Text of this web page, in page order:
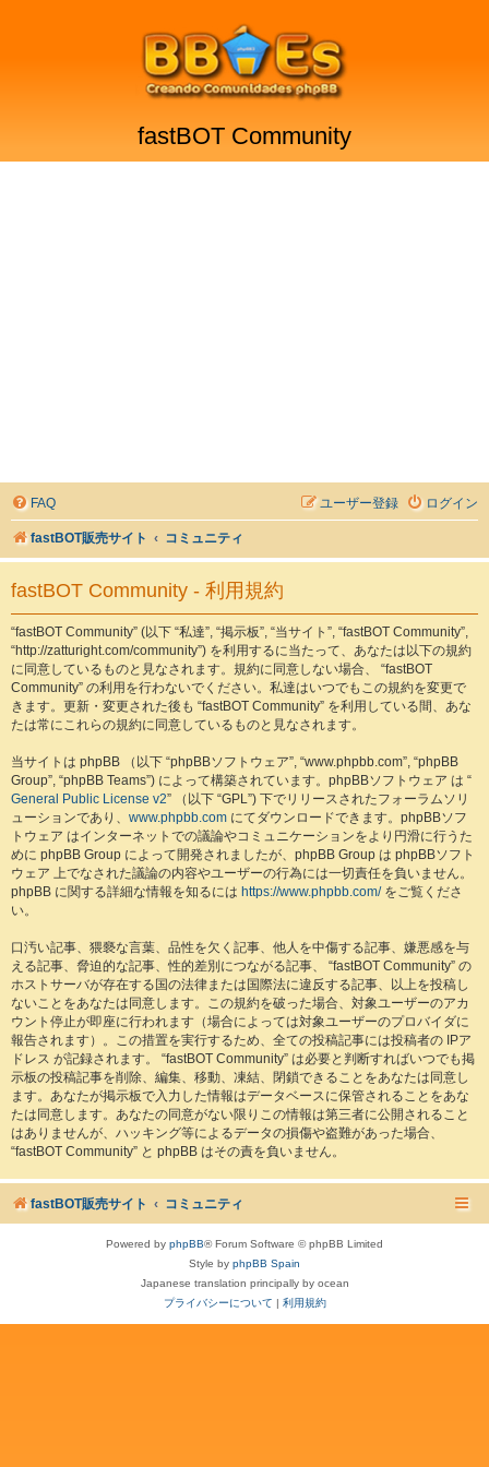
fastBOT Community
FAQ ログイン
ユーザー登録
fastBOT販売サイト コミュニティ
fastBOT Community - 利用規約
“fastBOT Community” (以下 “私達”, “掲示板”, “当サイト”, “fastBOT Community”,
“http://zatturight.com/community”) を利用するに当たって、あなたは以下の規約
に同意しているものと見なされます。規約に同意しない場合、 “fastBOT
Community” の利用を行わないでください。私達はいつでもこの規約を変更で
きます。更新・変更された後も “fastBOT Community” を利用している間、あな
たは常にこれらの規約に同意しているものと見なされます。
当サイトは phpBB （以下 “phpBBソフトウェア”, “www.phpbb.com”, “phpBB
Group”, “phpBB Teams”) によって構築されています。phpBBソフトウェア は “
General Public License v2” （以下 “GPL”) 下でリリースされたフォーラムソリ
ューションであり、 www.phpbb.com にてダウンロードできます。phpBBソフ
トウェア はインターネットでの議論やコミュニケーションをより円滑に行うた
めに phpBB Group によって開発されましたが、phpBB Group は phpBBソフト
ウェア 上でなされた議論の内容やユーザーの行為には一切責任を負いません。
phpBB に関する詳細な情報を知るには https://www.phpbb.com/をご覧くださ
い。
口汚い記事、猥褻な言葉、品性を欠く記事、他人を中傷する記事、嫌悪感を与
える記事、脅迫的な記事、性的差別につながる記事、 “fastBOT Community” の
ホストサーバが存在する国の法律または国際法に違反する記事、以上を投稿し
ないことをあなたは同意します。この規約を破った場合、対象ユーザーのアカ
ウント停止が即座に行われます（場合によっては対象ユーザーのプロバイダに
報告されます）。この措置を実行するため、全ての投稿記事には投稿者の IPア
ドレス が記録されます。 “fastBOT Community” は必要と判断すればいつでも掲
示板の投稿記事を削除、編集、移動、凍結、閉鎖できることをあなたは同意し
ます。あなたが掲示板で入力した情報はデータベースに保管されることをあな
たは同意します。あなたの同意がない限りこの情報は第三者に公開されること
はありませんが、ハッキング等によるデータの損傷や盗難があった場合、
“fastBOT Community” と phpBB はその責を負いません。
fastBOT販売サイト コミュニティ
Powered by phpBB® Forum Software © phpBB Limited
Style by phpBB Spain
Japanese translation principally by ocean
プライバシーについて
利用規約